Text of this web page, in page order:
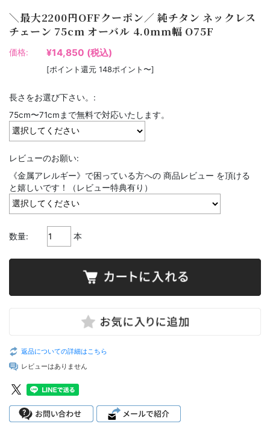
＼最大2200円OFFクーポン／ 純チタン ネックレス
チェーン 75cm オーバル 4.0mm幅 O75F
価格: ¥14,850 (税込)
[ポイント還元 148ポイント〜]
長さをお選び下さい。:
75cm〜71cmまで無料で対応いたします。
レビューのお願い:
《金属アレルギー》で困っている方への 商品レビュー を頂ける
と嬉しいです！（レビュー特典有り）
数量: 本
返品についての詳細はこちら
レビューはありません